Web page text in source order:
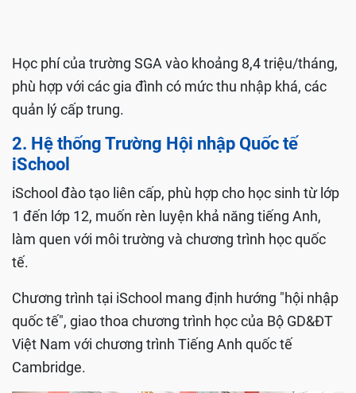
Học phí của trường SGA vào khoảng 8,4 triệu/tháng,
phù hợp với các gia đình có mức thu nhập khá, các
quản lý cấp trung.
2. Hệ thống Trường Hội nhập Quốc tế
iSchool
iSchool đào tạo liên cấp, phù hợp cho học sinh từ lớp
1 đến lớp 12, muốn rèn luyện khả năng tiếng Anh,
làm quen với môi trường và chương trình học quốc
tế.
Chương trình tại iSchool mang định hướng "hội nhập
quốc tế", giao thoa chương trình học của Bộ GD&ĐT
Việt Nam với chương trình Tiếng Anh quốc tế
Cambridge.